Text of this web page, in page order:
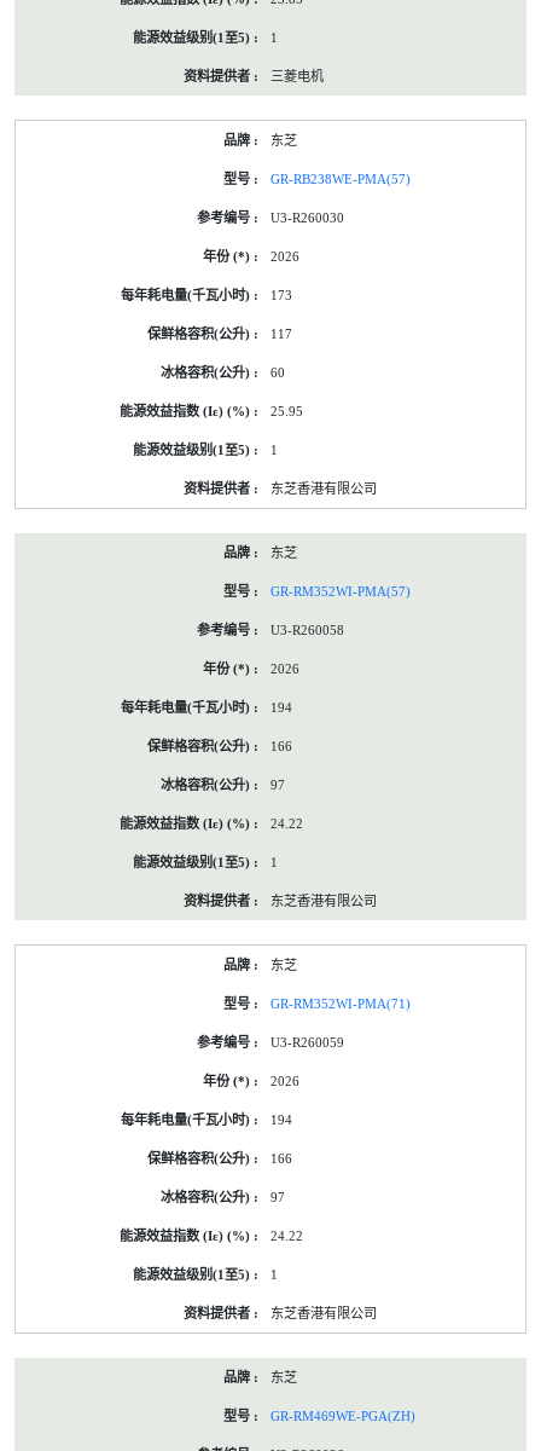
1
三菱电机
东芝
GR-RB238WE-PMA(57)
U3-R260030
2026
173
117
60
25.95
1
东芝香港有限公司
东芝
GR-RM352WI-PMA(57)
U3-R260058
2026
194
166
97
24.22
1
东芝香港有限公司
东芝
GR-RM352WI-PMA(71)
U3-R260059
2026
194
166
97
24.22
1
东芝香港有限公司
东芝
GR-RM469WE-PGA(ZH)